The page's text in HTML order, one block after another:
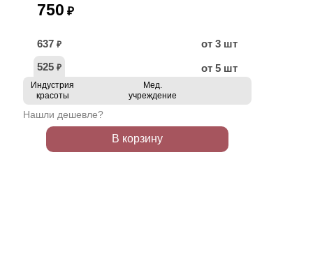
750 ₽
637 ₽
от 3 шт
525 ₽ от 5 шт
Индустрия
красоты
Мед.
учреждение
Нашли дешевле?
В корзину